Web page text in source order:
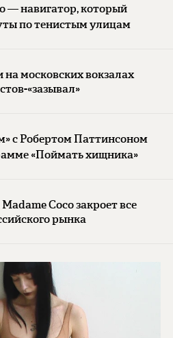
— навигатор, который
по тенистым улицам
московских вокзалах
«зазывал»
с Робертом Паттинсоном
«Поймать хищника»
Coco закроет все
рынка